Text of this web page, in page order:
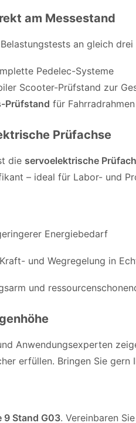
am Messestand
an gleich
Pedelec-Systeme
Scooter-Prüfstand zur
Prüfstand für Fahrradrahmen
Prüfachse
die servoelektrische
– ideal für Labor- und
Energiebedarf
und Wegregelung in
und
Anwendungsexperten
erfüllen. Bringen Sie
9 Stand G03. Vereinbaren